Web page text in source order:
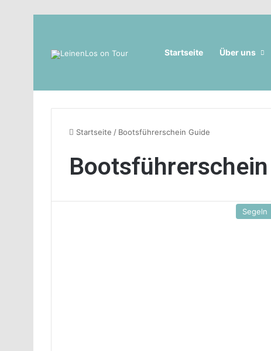
Startseite Über uns
Startseite / Bootsführerschein Guide
Segeln